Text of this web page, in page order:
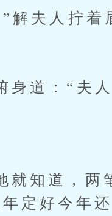
夫人拧着
道：“夫人
知道，两
定好今年